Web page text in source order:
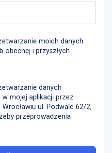
moich danych
obecnej i przyszłych
danych
mojej aplikacji przez
ul. Podwale 62/2,
przeprowadzenia